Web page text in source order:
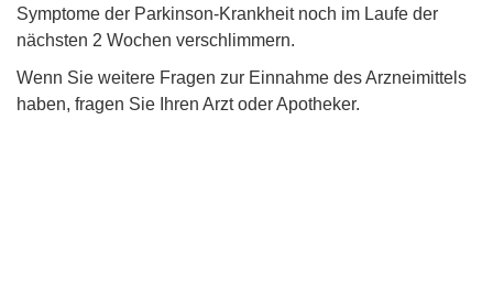
Symptome der Parkinson-Krankheit noch im Laufe der
nächsten 2 Wochen verschlimmern.
Wenn Sie weitere Fragen zur Einnahme des Arzneimittels
haben, fragen Sie Ihren Arzt oder Apotheker.